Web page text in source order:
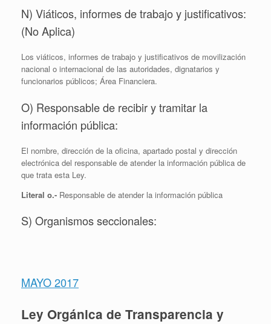
N) Viáticos, informes de trabajo y justificativos:
(No Aplica)
Los viáticos, informes de trabajo y justificativos de movilización
nacional o internacional de las autoridades, dignatarios y
funcionarios públicos; Área Financiera.
O) Responsable de recibir y tramitar la
información pública:
El nombre, dirección de la oficina, apartado postal y dirección
electrónica del responsable de atender la información pública de
que trata esta Ley.
Literal o.- Responsable de atender la información pública
S) Organismos seccionales:
MAYO 2017
Ley Orgánica de Transparencia y